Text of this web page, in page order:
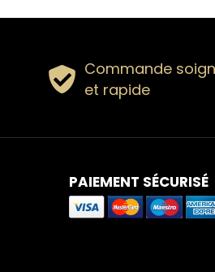
Commande
et rapide
PAIEMENT SÉCURISÉ